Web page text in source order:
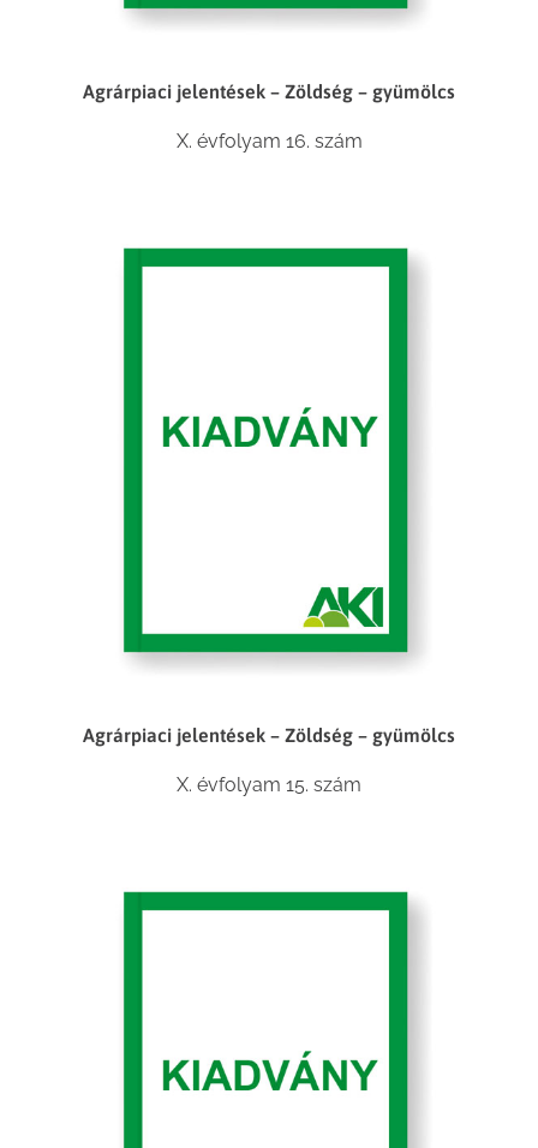
Agrárpiaci jelentések – Zöldség – gyümölcs
X. évfolyam 16. szám
Agrárpiaci jelentések – Zöldség – gyümölcs
X. évfolyam 15. szám